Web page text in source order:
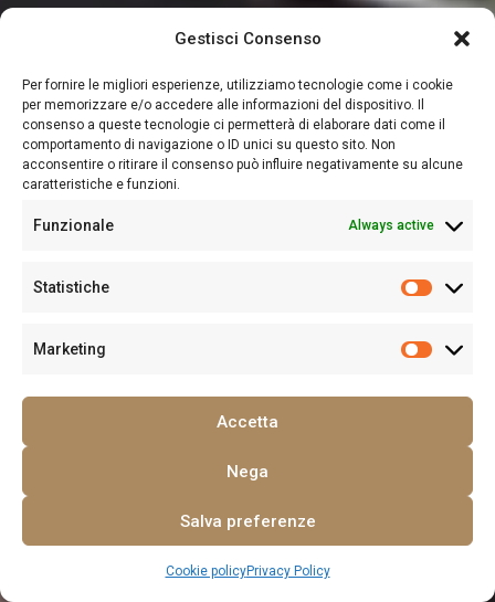
Gestisci Consenso
Per fornire le migliori esperienze, utilizziamo tecnologie come i cookie
per memorizzare e/o accedere alle informazioni del dispositivo. Il
consenso a queste tecnologie ci permetterà di elaborare dati come il
comportamento di navigazione o ID unici su questo sito. Non
acconsentire o ritirare il consenso può influire negativamente su alcune
caratteristiche e funzioni.
Funzionale Always active
Statistiche
Marketing
Accetta
Nega
Salva preferenze
Cookie policyPrivacy Policy